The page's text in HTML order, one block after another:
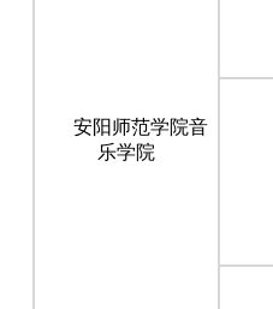
安阳师范学院音
乐学院